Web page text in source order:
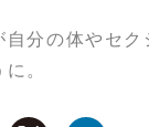
自分の体やセ
。